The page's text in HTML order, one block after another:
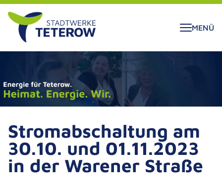
SPRINGEN
MENÜ
Stromabschaltung am
30.10. und 01.11.2023
in der Warener Straße